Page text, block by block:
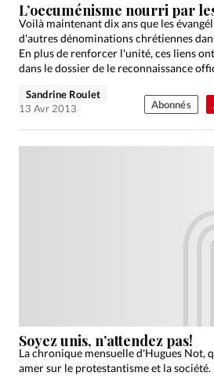
Devise:CHF
RUBRIQUES
Tous les articles
Actualité
Actualité internationale
Dossier
Foi
L’oecuménisme nourri par
Voilà maintenant dix ans que les
d'autres dénominations chrétiennes
En plus de renforcer l'unité, ces liens
dans le dossier de le reconnaissance
Sandrine Roulet
13 Avr 2013
Abonnés
Soyez unis, n’attendez pas!
La chronique mensuelle d'Hugues Not,
amer sur le protestantisme et la société.